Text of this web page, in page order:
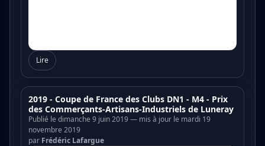
Lire
2019 - Coupe de France des Clubs DN1 - M4 - Prix
des Commerçants-Artisans-Industriels de Luneray
Publié le dimanche 9 juin 2019 — mis à jour le mardi 19
novembre 2019
par Frédéric Lafargue